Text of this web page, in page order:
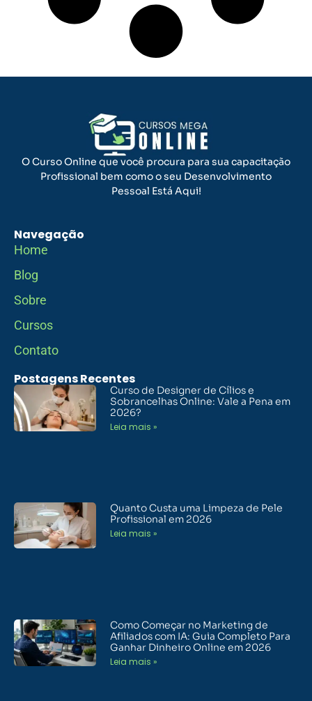
O Curso Online que você procura para sua capacitação
Profissional bem como o seu Desenvolvimento
Pessoal Está Aqui!
Navegação
Home
Blog
Sobre
Cursos
Contato
Postagens Recentes
Curso de Designer de Cílios e
Sobrancelhas Online: Vale a Pena em
2026?
Leia mais »
Quanto Custa uma Limpeza de Pele
Profissional em 2026
Leia mais »
Como Começar no Marketing de
Afiliados com IA: Guia Completo Para
Ganhar Dinheiro Online em 2026
Leia mais »